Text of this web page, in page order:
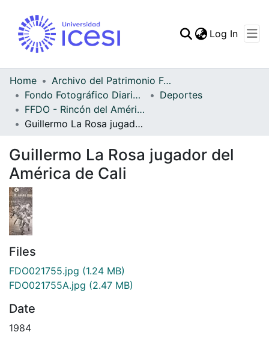
Statistics
Log In
Home
Archivo del Patrimonio Fotográfico y Fílmico del Valle del Cauca
Fondo Fotográfico Diario Occidente
Deportes
FFDO - Rincón del América - Patrimonial
Guillermo La Rosa jugador del América de Cali
Guillermo La Rosa jugador del
América de Cali
Files
FDO021755.jpg (1.24 MB)
FDO021755A.jpg (2.47 MB)
Date
1984